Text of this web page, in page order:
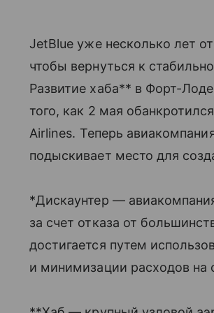
JetBlue уже несколько лет
чтобы вернуться к
Развитие хаба** в Форт-
того, как 2 мая
Airlines. Теперь
подыскивает место для
*Дискаунтер —
за счет отказа от
достигается путем
и минимизации расходов на